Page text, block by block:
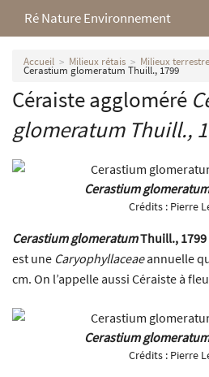
Ré Nature Environnement
L’association
Milieux rétais
Nos parutions
Accueil Milieux rétais Milieux
Cerastium glomeratum Thuill., 1799
Céraiste aggloméré
glomeratumThuill.,
Cerastium glomeratum
Crédits : Pierre
Cerastium glomeratumThuill., 1799
est une Caryophyllaceaeannuelle
cm. On l’appelle aussi Céraiste à
Cerastium glomeratum
Crédits : Pierre